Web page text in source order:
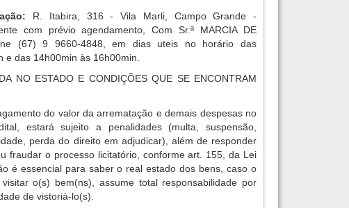
R. Itabira, 316 - Vila Marli, Campo Grande -
com prévio agendamento, Com Sr.ª MARCIA DE
(67) 9 9660-4848, em dias uteis no horário das
e das 14h00min às 16h00min.
NO ESTADO E CONDIÇÕES QUE SE ENCONTRAM
do valor da arrematação e demais despesas no
estará sujeito a penalidades (multa, suspensão,
perda do direito em adjudicar), além de responder
fraudar o processo licitatório, conforme art. 155, da Lei
é essencial para saber o real estado dos bens, caso o
o(s) bem(ns), assume total responsabilidade por
de vistoriá-lo(s).